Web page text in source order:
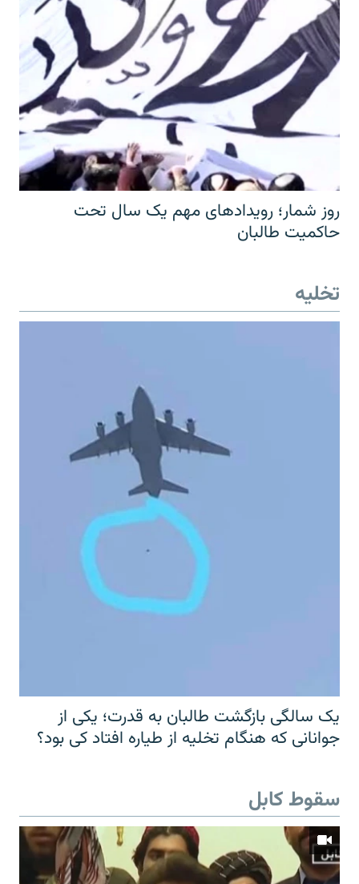
روز شمار؛ رویدادهای مهم یک سال تحت
حاکمیت طالبان
تخلیه
یک سالگی بازگشت طالبان به قدرت؛ یکی از
جوانانی که هنگام تخلیه از طیاره افتاد کی بود؟
سقوط کابل